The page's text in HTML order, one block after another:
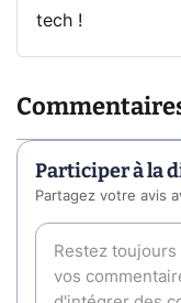
tech !
Participer à la
Partagez votre avis